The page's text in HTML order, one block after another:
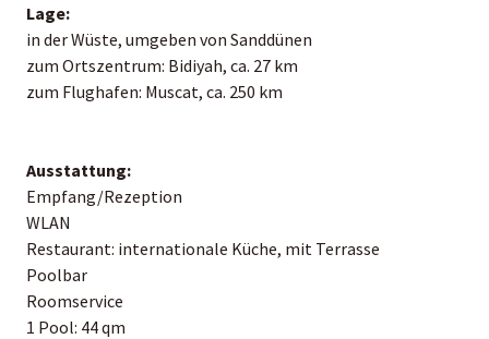
Lage:
in der Wüste, umgeben von Sanddünen
zum Ortszentrum: Bidiyah, ca. 27 km
zum Flughafen: Muscat, ca. 250 km
Ausstattung:
Empfang/Rezeption
WLAN
Restaurant: internationale Küche, mit Terrasse
Poolbar
Roomservice
1 Pool: 44 qm